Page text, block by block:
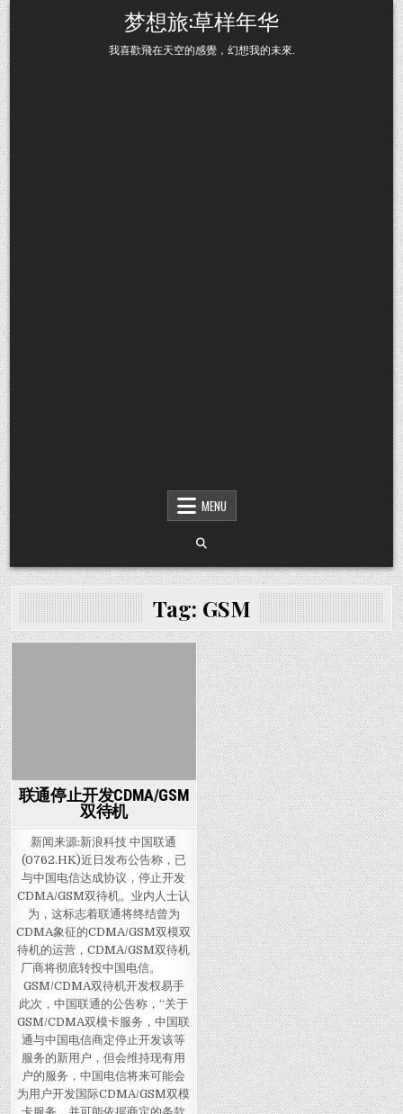
Skip to content 梦想旅:草样年华
我喜歡飛在天空的感覺，幻想我的未來.
MENU
Tag: GSM
联通停止开发CDMA/GSM
双待机
新闻来源:新浪科技 中国联通
(0762.HK)近日发布公告称，已
与中国电信达成协议，停止开发
CDMA/GSM双待机。业内人士认
为，这标志着联通将终结曾为
CDMA象征的CDMA/GSM双模双
待机的运营，CDMA/GSM双待机
厂商将彻底转投中国电信。
GSM/CDMA双待机开发权易手
此次，中国联通的公告称，“关于
GSM/CDMA双模卡服务，中国联
通与中国电信商定停止开发该等
服务的新用户，但会维持现有用
户的服务，中国电信将来可能会
为用户开发国际CDMA/GSM双模